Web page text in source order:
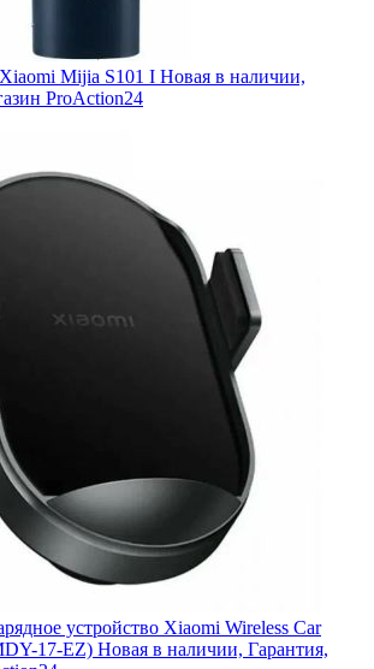
Mijia S101 I Новая в наличии,
ProAction24
устройство Xiaomi Wireless Car
17-EZ) Новая в наличии, Гарантия,